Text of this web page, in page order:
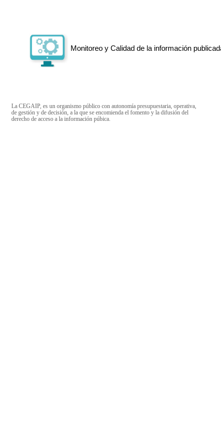
Monitoreo y Calidad de la información
La CEGAIP, es un organismo público con autonomía presupuestaria, operativa,
de gestión y de decisión, a la que se encomienda el fomento y la difusión del
derecho de acceso a la información púbica.